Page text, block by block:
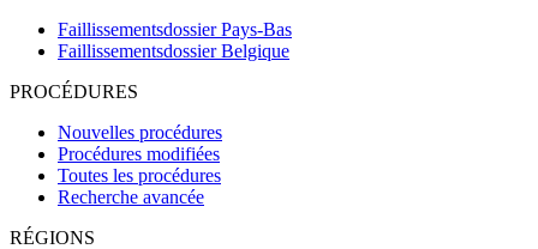
Faillissementsdossier Pays-Bas
Faillissementsdossier Belgique
PROCÉDURES
Nouvelles procédures
Procédures modifiées
Toutes les procédures
Recherche avancée
RÉGIONS